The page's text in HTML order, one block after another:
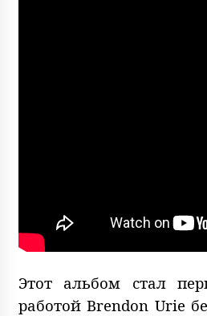
Этот альбом стал
работой Brendon Urie